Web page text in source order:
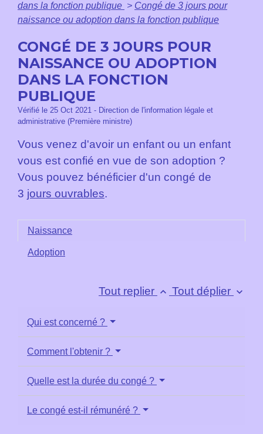
dans la fonction publique > Congé de 3 jours pour
naissance ou adoption dans la fonction publique
CONGÉ DE 3 JOURS POUR
NAISSANCE OU ADOPTION
DANS LA FONCTION
PUBLIQUE
Vérifié le 25 Oct 2021 - Direction de l'information légale et
administrative (Première ministre)
Vous venez d'avoir un enfant ou un enfant
vous est confié en vue de son adoption ?
Vous pouvez bénéficier d'un congé de
3 jours ouvrables.
Naissance
Adoption
Tout replier keyboard_arrow_up Tout déplier keyboard_arrow_down
Qui est concerné ?
Comment l'obtenir ?
Quelle est la durée du congé ?
Le congé est-il rémunéré ?